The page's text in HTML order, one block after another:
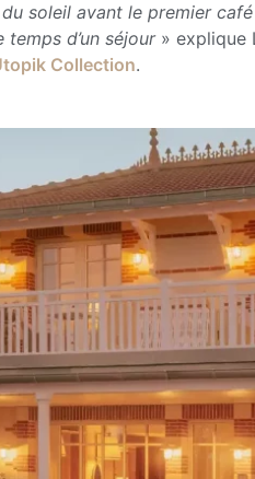
soleil avant le premier
d’un séjour» explique
Collection.